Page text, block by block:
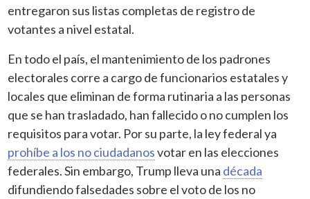
entregaron sus listas completas de registro de
votantes a nivel estatal.
En todo el país, el mantenimiento de los padrones
electorales corre a cargo de funcionarios estatales y
locales que eliminan de forma rutinaria a las personas
que se han trasladado, han fallecido o no cumplen los
requisitos para votar. Por su parte, la ley federal ya
prohíbe a los no ciudadanosvotar en las elecciones
federales. Sin embargo, Trump lleva una década
difundiendo falsedades sobre el voto de los no